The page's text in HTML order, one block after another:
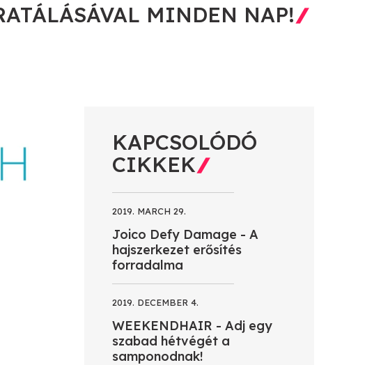
MINDEN NAP!
KAPCSOLÓDÓ
CIKKEK
2019. MARCH 29.
Joico Defy Damage - A
hajszerkezet erősítés
forradalma
2019. DECEMBER 4.
WEEKENDHAIR - Adj egy
szabad hétvégét a
samponodnak!